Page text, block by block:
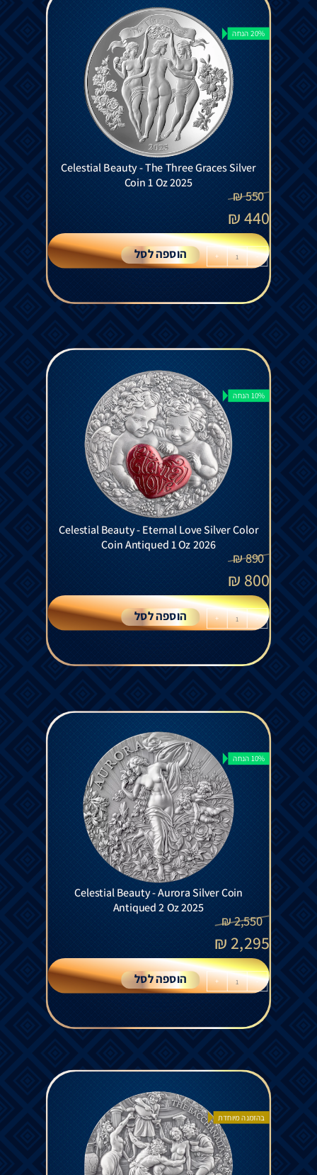
20% הנחה
Celestial Beauty - The Three Graces Silver
Coin 1 Oz 2025
550
₪
440
₪
-
+ הוספה לסל
10% הנחה
Celestial Beauty - Eternal Love Silver Color
Coin Antiqued 1 Oz 2026
890
₪
800
₪
-
+ הוספה לסל
10% הנחה
Celestial Beauty - Aurora Silver Coin
Antiqued 2 Oz 2025
2,550
₪
2,295
₪
-
+ הוספה לסל
בהזמנה מיוחדת